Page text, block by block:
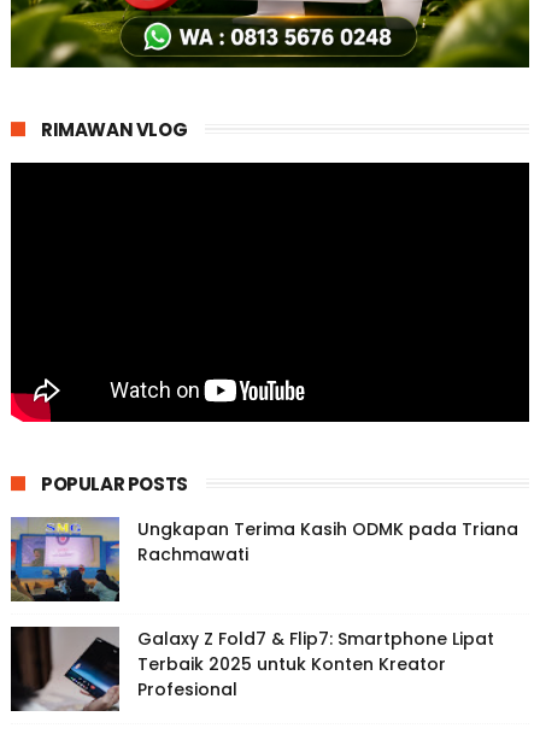
RIMAWAN VLOG
POPULAR POSTS
Ungkapan Terima Kasih ODMK pada Triana
Rachmawati
Galaxy Z Fold7 & Flip7: Smartphone Lipat
Terbaik 2025 untuk Konten Kreator
Profesional